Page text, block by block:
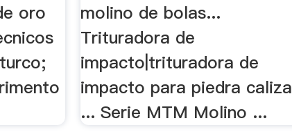
oro
molino de bolas...
Trituradora de
impacto|trituradora de
impacto para piedra caliza
... Serie MTM Molino ...